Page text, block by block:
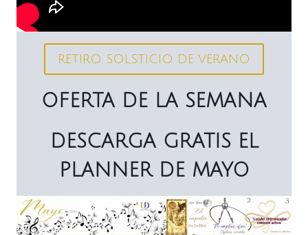
RETIRO SOLSTICIO DE VERANO
OFERTA DE LA SEMANA
DESCARGA GRATIS EL
PLANNER DE MAYO